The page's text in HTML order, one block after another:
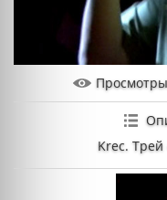
Просмотры
Krec. Трей